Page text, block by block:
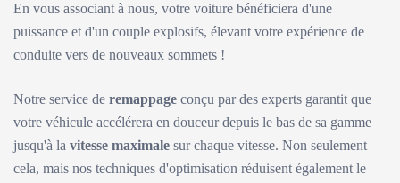
En vous associant à nous, votre voiture bénéficiera d'une
puissance et d'un couple explosifs, élevant votre expérience de
conduite vers de nouveaux sommets !
Notre service de remappage conçu par des experts garantit que
votre véhicule accélérera en douceur depuis le bas de sa gamme
jusqu'à la vitesse maximale sur chaque vitesse. Non seulement
cela, mais nos techniques d'optimisation réduisent également le